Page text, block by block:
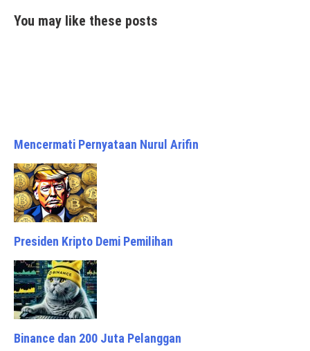
You may like these posts
Mencermati Pernyataan Nurul Arifin
Presiden Kripto Demi Pemilihan
Binance dan 200 Juta Pelanggan